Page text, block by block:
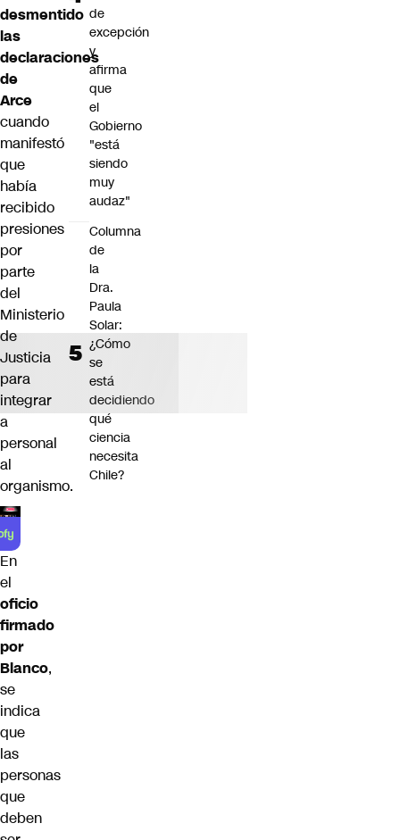
desmentido
las
declaraciones
de
Arce
cuando
manifestó
que
había
recibido
presiones
por
parte
del
Ministerio
de
Justicia
para
integrar
a
personal
al
organismo.
En
el
oficio
firmado
por
Blanco,
se
indica
que
las
personas
que
deben
de
excepción
y
afirma
que
el
Gobierno
"está
siendo
muy
audaz"
Columna
de
la
Dra.
Paula
Solar:
¿Cómo
se
está
decidiendo
qué
ciencia
necesita
Chile?